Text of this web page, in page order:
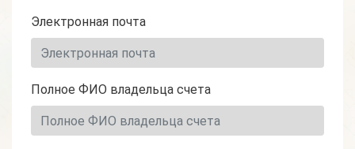
Электронная почта
Полное ФИО владельца счета